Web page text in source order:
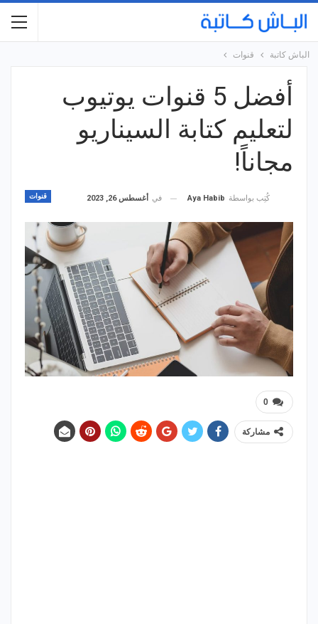
الباش كاتبة قنوات
أفضل 5 قنوات يوتيوب
لتعليم كتابة السيناريو
مجاناً!
قنوات كُتِب بواسطة Aya Habib في أغسطس 26, 2023
0
مشاركة